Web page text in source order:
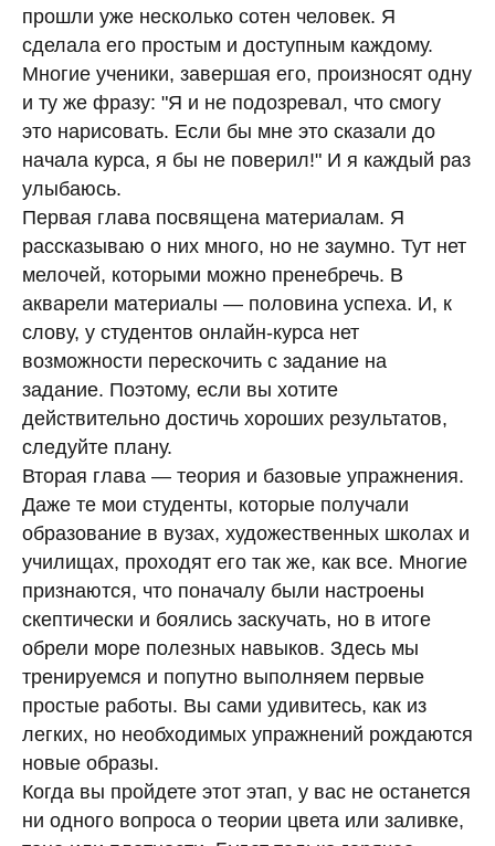
прошли уже несколько сотен человек. Я
сделала его простым и доступным каждому.
Многие ученики, завершая его, произносят одну
и ту же фразу: "Я и не подозревал, что смогу
это нарисовать. Если бы мне это сказали до
начала курса, я бы не поверил!" И я каждый раз
улыбаюсь.
Первая глава посвящена материалам. Я
рассказываю о них много, но не заумно. Тут нет
мелочей, которыми можно пренебречь. В
акварели материалы — половина успеха. И, к
слову, у студентов онлайн-курса нет
возможности перескочить с задание на
задание. Поэтому, если вы хотите
действительно достичь хороших результатов,
следуйте плану.
Вторая глава — теория и базовые упражнения.
Даже те мои студенты, которые получали
образование в вузах, художественных школах и
училищах, проходят его так же, как все. Многие
признаются, что поначалу были настроены
скептически и боялись заскучать, но в итоге
обрели море полезных навыков. Здесь мы
тренируемся и попутно выполняем первые
простые работы. Вы сами удивитесь, как из
легких, но необходимых упражнений рождаются
новые образы.
Когда вы пройдете этот этап, у вас не останется
ни одного вопроса о теории цвета или заливке,